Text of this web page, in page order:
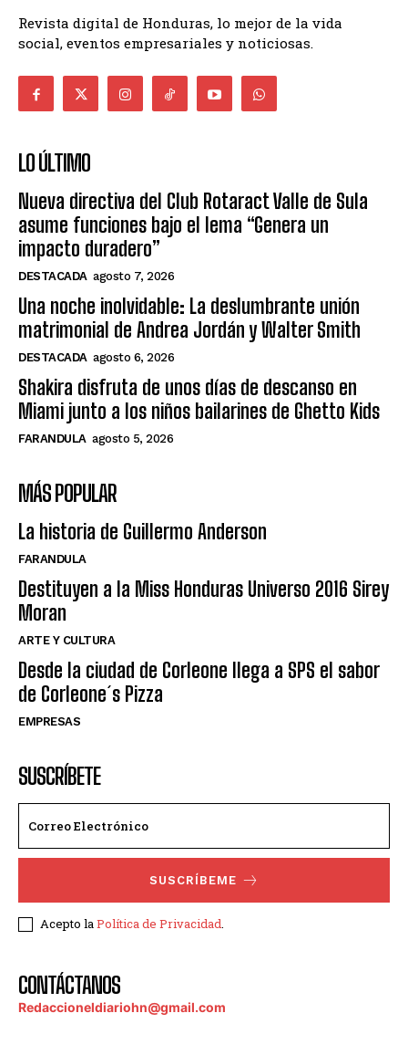
Revista digital de Honduras, lo mejor de la vida
social, eventos empresariales y noticiosas.
LO ÚLTIMO
Nueva directiva del Club Rotaract Valle de Sula
asume funciones bajo el lema “Genera un
impacto duradero”
DESTACADA agosto 7, 2026
Una noche inolvidable: La deslumbrante unión
matrimonial de Andrea Jordán y Walter Smith
DESTACADA agosto 6, 2026
Shakira disfruta de unos días de descanso en
Miami junto a los niños bailarines de Ghetto Kids
FARANDULA agosto 5, 2026
MÁS POPULAR
La historia de Guillermo Anderson
FARANDULA
Destituyen a la Miss Honduras Universo 2016 Sirey
Moran
ARTE Y CULTURA
Desde la ciudad de Corleone llega a SPS el sabor
de Corleone´s Pizza
EMPRESAS
SUSCRÍBETE
SUSCRÍBEME
Acepto laPolítica de Privacidad.
CONTÁCTANOS
Redaccioneldiariohn@gmail.com